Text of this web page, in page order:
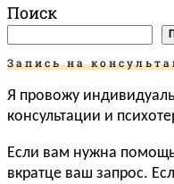
Поиск
Запись на
Я провожу
консультации и
Если вам нужна
вкратце ваш запрос.